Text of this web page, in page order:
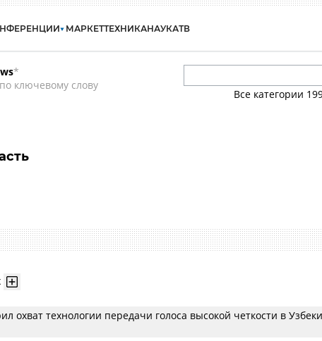
МАРКЕТТЕХНИКАНАУКАТВ
*
ключевому слову
Все категории
охват технологии передачи голоса высокой четкости в